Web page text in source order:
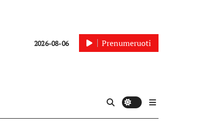
2026-08-06 Prenumeruoti